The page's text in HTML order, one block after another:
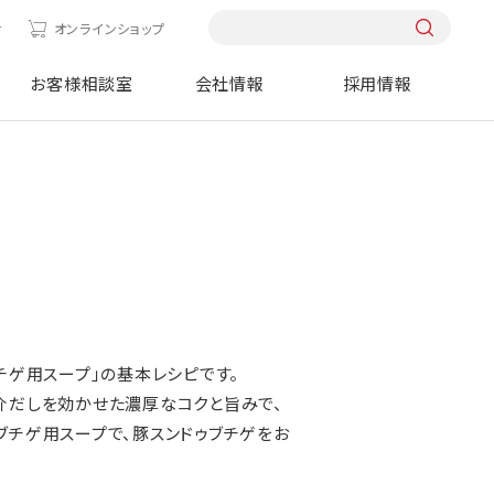
オンラインショップ
お客様相談室 会社情報 採用情報
用スープ」の基本レシピです。
だしを効かせた濃厚なコクと旨みで、
ゲ用スープで、豚スンドゥブチゲをお